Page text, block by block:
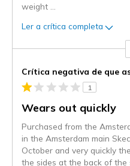
weight
Ler a crítica completa
Crítica negativa de que
1
Wears out quickly
Purchased from the
in the Amsterdam main
October and very quickly
the sides at the back of the